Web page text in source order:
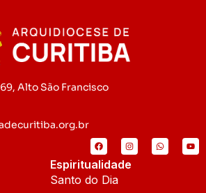
Alto São Francisco
Espiritualidade
Santo do Dia